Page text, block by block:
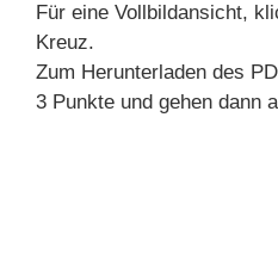
Für eine Vollbildansicht,
Kreuz.
Zum Herunterladen des
3 Punkte und gehen dann